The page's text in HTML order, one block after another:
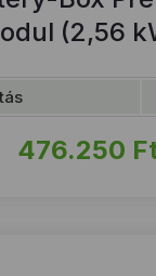
(2,56
476.250